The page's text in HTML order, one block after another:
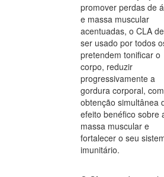
promover perdas de
e massa muscular
acentuadas, o CLA
ser usado por todos
pretendem tonificar o
corpo, reduzir
progressivamente a
gordura corporal,
obtenção simultânea
efeito benéfico sobre
massa muscular e
fortalecer o seu
imunitário.